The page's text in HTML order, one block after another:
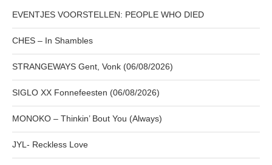
EVENTJES VOORSTELLEN: PEOPLE WHO DIED
CHES – In Shambles
STRANGEWAYS Gent, Vonk (06/08/2026)
SIGLO XX Fonnefeesten (06/08/2026)
MONOKO – Thinkin’ Bout You (Always)
JYL- Reckless Love